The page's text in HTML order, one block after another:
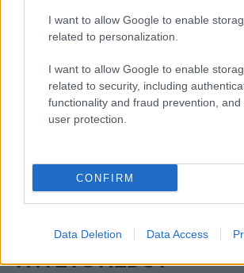
I want to allow Google to enable
related to personalization.
I want to allow Google to enable
related to security, including
functionality and fraud prevention, and
user protection.
CONFIRM
Data Deletion Data Access
verosuunnittelu)
Myyntilaskuihin liittyvät palvelut
Ostolaskuihin liittyvät palvelut
Palkkahallinnon palvelut
Yrityksen elinkaarenhallinta (esim.
perustamispalvelut)
YHTEYSTIEDOT